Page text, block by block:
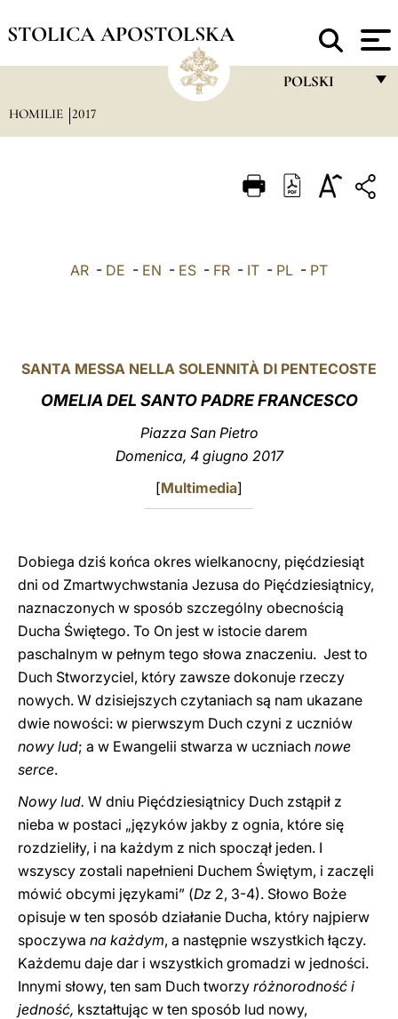
STOLICA APOSTOLSKA
POLSKI
ITALIANO
中文
HOMILIE 2017
AR - DE - EN - ES - FR - IT - PL - PT
SANTA MESSA NELLA SOLENNITÀ DI PENTECOSTE
OMELIA DEL SANTO PADRE FRANCESCO
Piazza San Pietro
Domenica, 4 giugno 2017
[Multimedia]
Dobiega dziś końca okres wielkanocny, pięćdziesiąt
dni od Zmartwychwstania Jezusa do Pięćdziesiątnicy,
naznaczonych w sposób szczególny obecnością
Ducha Świętego. To On jest w istocie darem
paschalnym w pełnym tego słowa znaczeniu. Jest to
Duch Stworzyciel, który zawsze dokonuje rzeczy
nowych. W dzisiejszych czytaniach są nam ukazane
dwie nowości: w pierwszym Duch czyni z uczniów
nowy lud; a w Ewangelii stwarza w uczniach nowe
serce.
Nowy lud. W dniu Pięćdziesiątnicy Duch zstąpił z
nieba w postaci „języków jakby z ognia, które się
rozdzieliły, i na każdym z nich spoczął jeden. I
wszyscy zostali napełnieni Duchem Świętym, i zaczęli
mówić obcymi językami” (Dz 2, 3-4). Słowo Boże
opisuje w ten sposób działanie Ducha, który najpierw
spoczywa na każdym, a następnie wszystkich łączy.
Każdemu daje dar i wszystkich gromadzi w jedności.
Innymi słowy, ten sam Duch tworzy różnorodność i
jedność, kształtując w ten sposób lud nowy,